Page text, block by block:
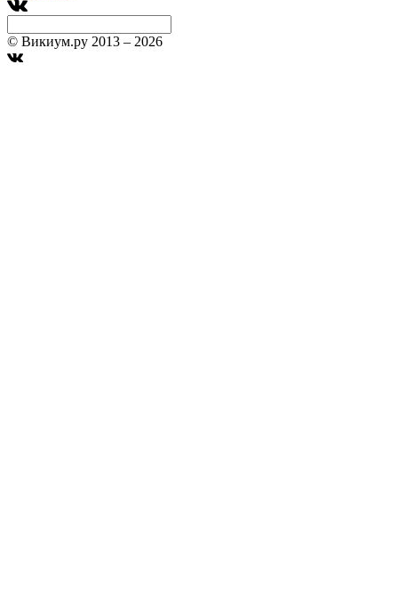
© Викиум.ру 2013 – 2026